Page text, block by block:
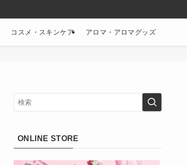
コスメ・スキンケア アロマ・アロマグッズ
ONLINE STORE